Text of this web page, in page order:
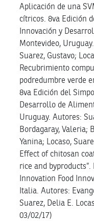
Aplicación de una
cítricos. 8va Edición
Innovación y
Montevideo,
Suarez, Gustavo;
Recubrimiento
podredumbre verde
8va Edición del
Desarrollo de
Uruguay. Autores:
Bordagaray, Valeria;
Yanina; Locaso,
Effect of chitosan
rice and
Innovation Food
Italia. Autores:
Suarez, Delia E.
03/02/17)